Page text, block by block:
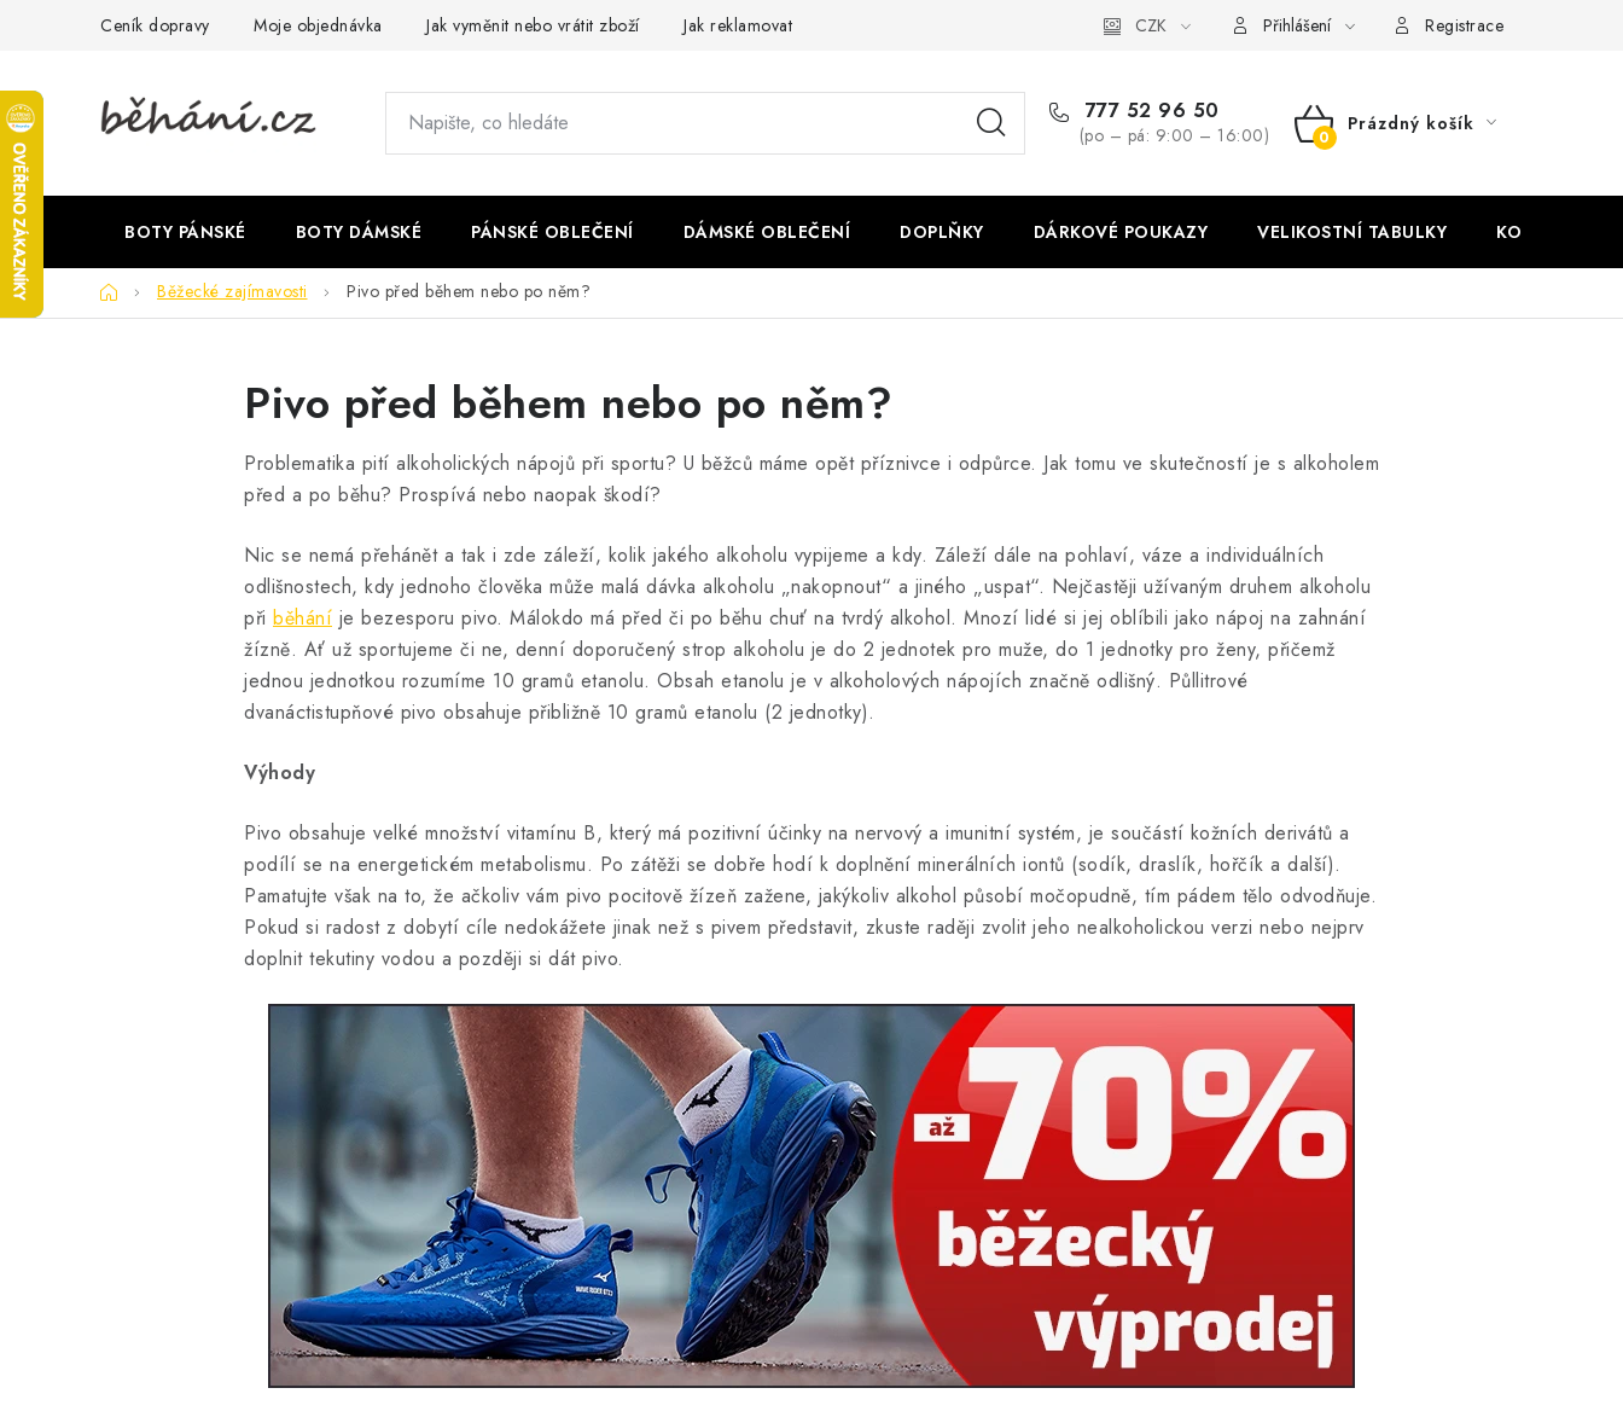
Ceník dopravy Moje objednávka Jak vyměnit nebo vrátit zboží Jak reklamovat Velikostní tabulky Ochrana osobních údajů Zásady používání
CZK Přihlášení Registrace
777 52 96 50
(po – pá: 9:00 – 16:00)
NÁKUPNÍ
Prázdný košík
BOTY PÁNSKÉ BOTY DÁMSKÉ PÁNSKÉ OBLEČENÍ DÁMSKÉ OBLEČENÍ DOPLŇKY DÁRKOVÉ POUKAZY VELIKOSTNÍ TABULKY KONTAKT
DomůBěžecké zajímavosti Pivo před během nebo po něm?
Pivo před během nebo po něm?
Problematika pití alkoholických nápojů při sportu? U běžců máme opět příznivce i odpůrce. Jak tomu ve skutečností je s alkoholem
před a po běhu? Prospívá nebo naopak škodí?
Nic se nemá přehánět a tak i zde záleží, kolik jakého alkoholu vypijeme a kdy. Záleží dále na pohlaví, váze a individuálních
odlišnostech, kdy jednoho člověka může malá dávka alkoholu „nakopnout“ a jiného „uspat“. Nejčastěji užívaným druhem alkoholu
při běhání je bezesporu pivo. Málokdo má před či po běhu chuť na tvrdý alkohol. Mnozí lidé si jej oblíbili jako nápoj na zahnání
žízně. Ať už sportujeme či ne, denní doporučený strop alkoholu je do 2 jednotek pro muže, do 1 jednotky pro ženy, přičemž
jednou jednotkou rozumíme 10 gramů etanolu. Obsah etanolu je v alkoholových nápojích značně odlišný. Půllitrové
dvanáctistupňové pivo obsahuje přibližně 10 gramů etanolu (2 jednotky).
Výhody
Pivo obsahuje velké množství vitamínu B, který má pozitivní účinky na nervový a imunitní systém, je součástí kožních derivátů a
podílí se na energetickém metabolismu. Po zátěži se dobře hodí k doplnění minerálních iontů (sodík, draslík, hořčík a další).
Pamatujte však na to, že ačkoliv vám pivo pocitově žízeň zažene, jakýkoliv alkohol působí močopudně, tím pádem tělo odvodňuje.
Pokud si radost z dobytí cíle nedokážete jinak než s pivem představit, zkuste raději zvolit jeho nealkoholickou verzi nebo nejprv
doplnit tekutiny vodou a později si dát pivo.